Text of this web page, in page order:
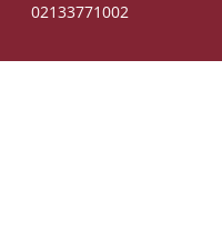
02133771002